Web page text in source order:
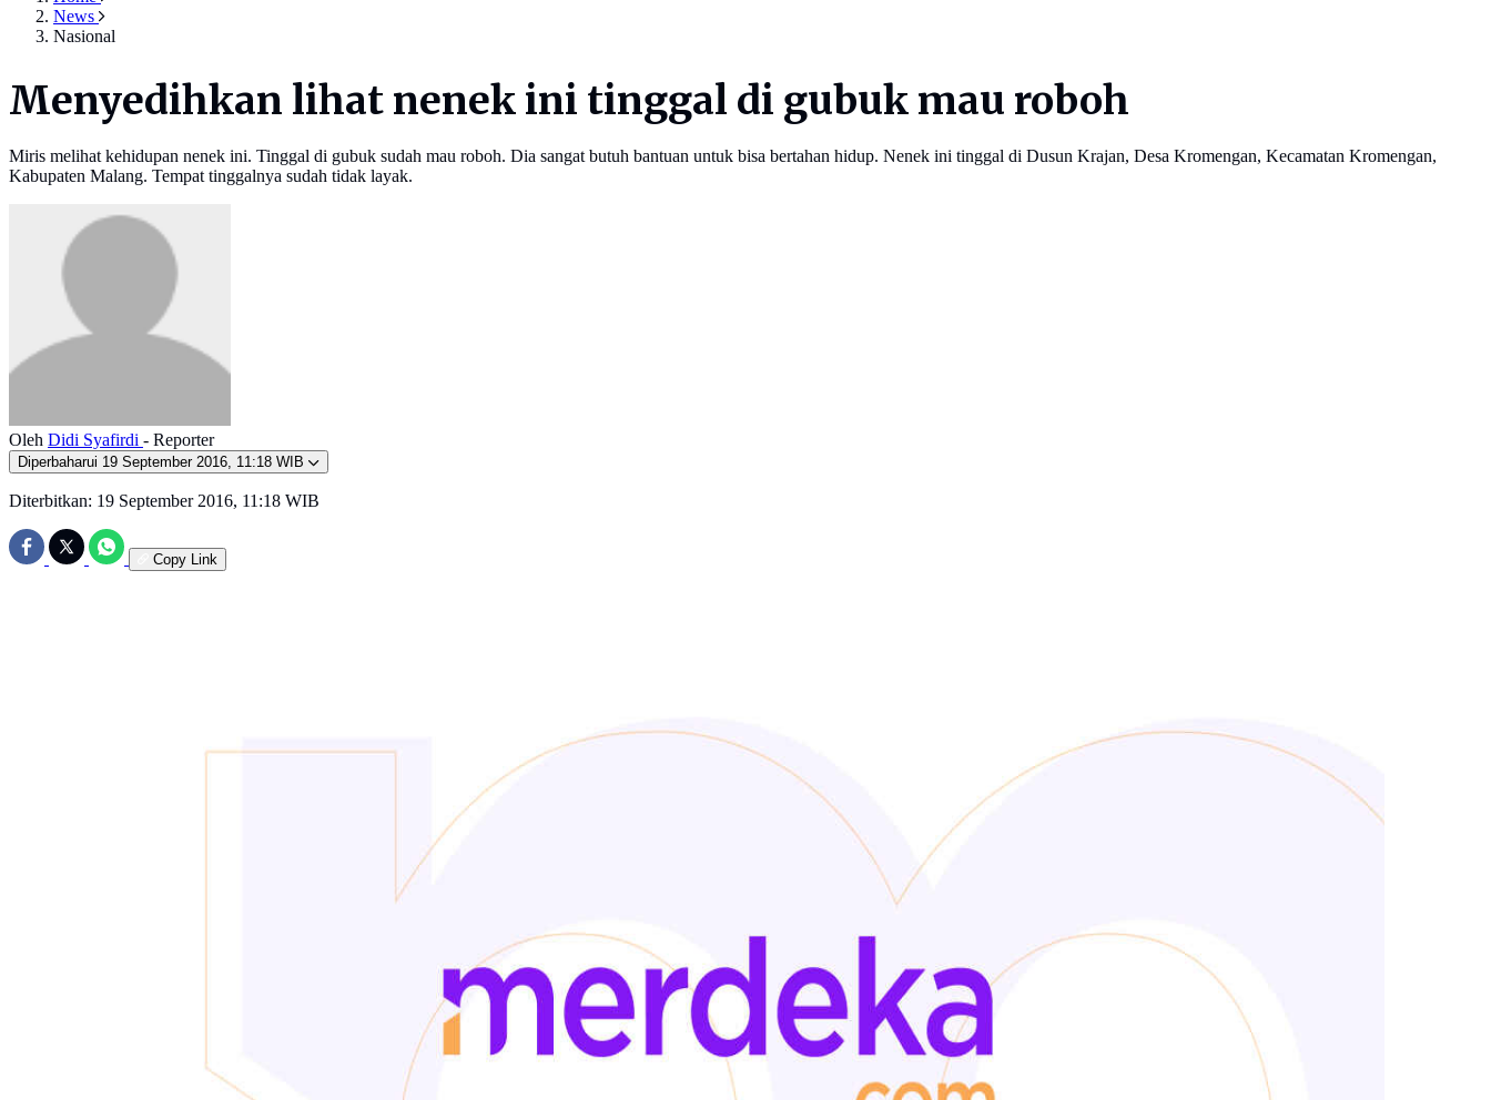
News
Nasional
Menyedihkan lihat nenek ini tinggal di gubuk mau roboh
Miris melihat kehidupan nenek ini. Tinggal di gubuk sudah mau roboh. Dia sangat butuh bantuan untuk bisa bertahan hidup. Nenek ini tinggal di Dusun Krajan, Desa Kromengan, Kecamatan Kromengan,
Kabupaten Malang. Tempat tinggalnya sudah tidak layak.
Oleh Didi Syafirdi - Reporter
Diperbaharui 19 September 2016, 11:18 WIB
Diterbitkan: 19 September 2016, 11:18 WIB
Copy Link